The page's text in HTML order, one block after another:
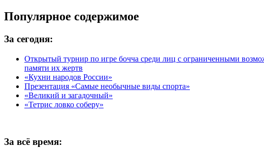
Популярное содержимое
За сегодня:
Открытый турнир по игре бочча среди лиц с ограниченными
памяти их жертв
«Кухни народов России»
Презентация «Самые необычные виды спорта»
«Великий и загадочный»
«Тетрис ловко соберу»
За всё время: